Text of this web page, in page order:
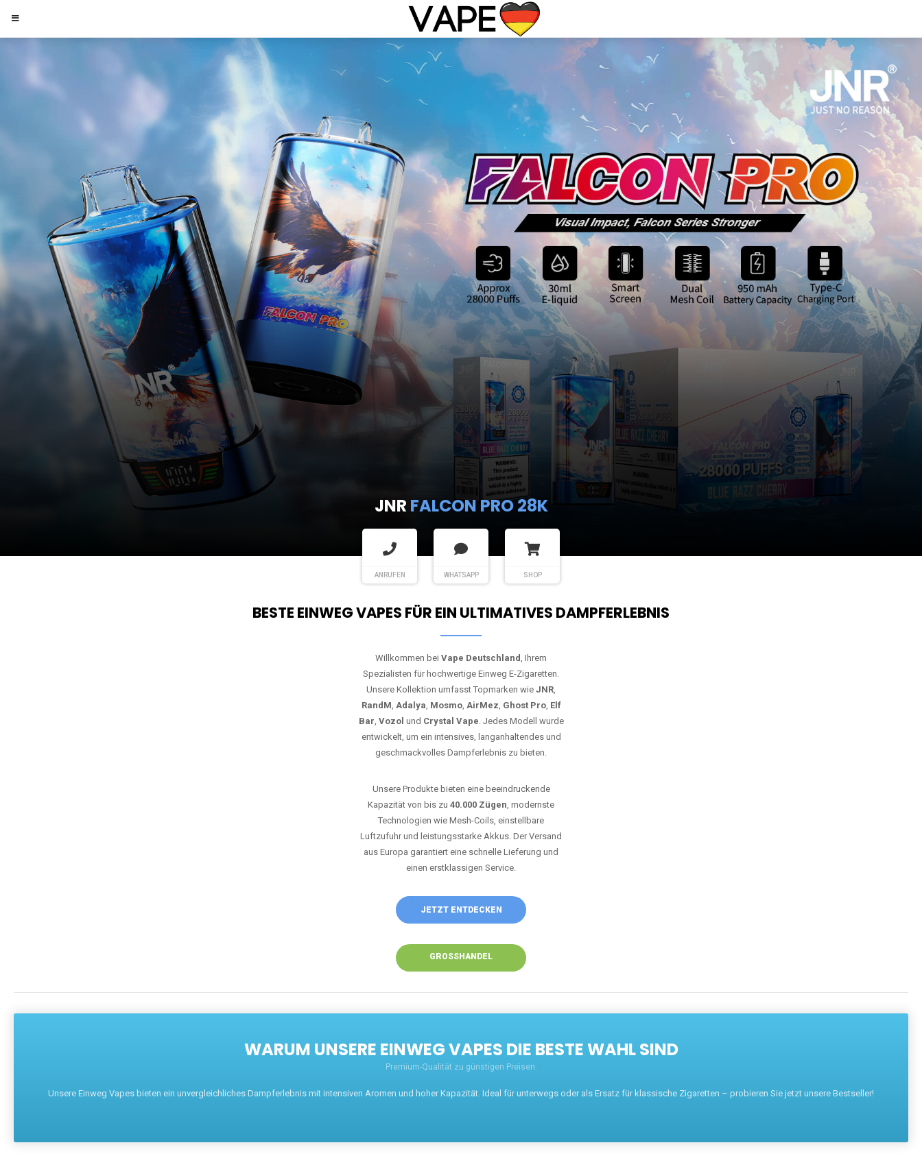
JNR FALCON PRO 28K
ANRUFEN WHATSAPP SHOP
BESTE EINWEG VAPES FÜR EIN ULTIMATIVES DAMPFERLEBNIS
Willkommen bei Vape Deutschland, Ihrem
Spezialisten für hochwertige Einweg E-Zigaretten.
Unsere Kollektion umfasst Topmarken wie JNR,
RandM, Adalya, Mosmo, AirMez, Ghost Pro, Elf
Bar, Vozol und Crystal Vape. Jedes Modell wurde
entwickelt, um ein intensives, langanhaltendes und
geschmackvolles Dampferlebnis zu bieten.
Unsere Produkte bieten eine beeindruckende
Kapazität von bis zu 40.000 Zügen, modernste
Technologien wie Mesh-Coils, einstellbare
Luftzufuhr und leistungsstarke Akkus. Der Versand
aus Europa garantiert eine schnelle Lieferung und
einen erstklassigen Service.
JETZT ENTDECKEN
GROSSHANDEL
WARUM UNSERE EINWEG VAPES DIE BESTE WAHL SIND
Premium-Qualität zu günstigen Preisen.
Unsere Einweg Vapes bieten ein unvergleichliches Dampferlebnis mit intensiven Aromen und hoher Kapazität. Ideal für unterwegs oder als Ersatz für klassische Zigaretten – probieren Sie jetzt unsere Bestseller!